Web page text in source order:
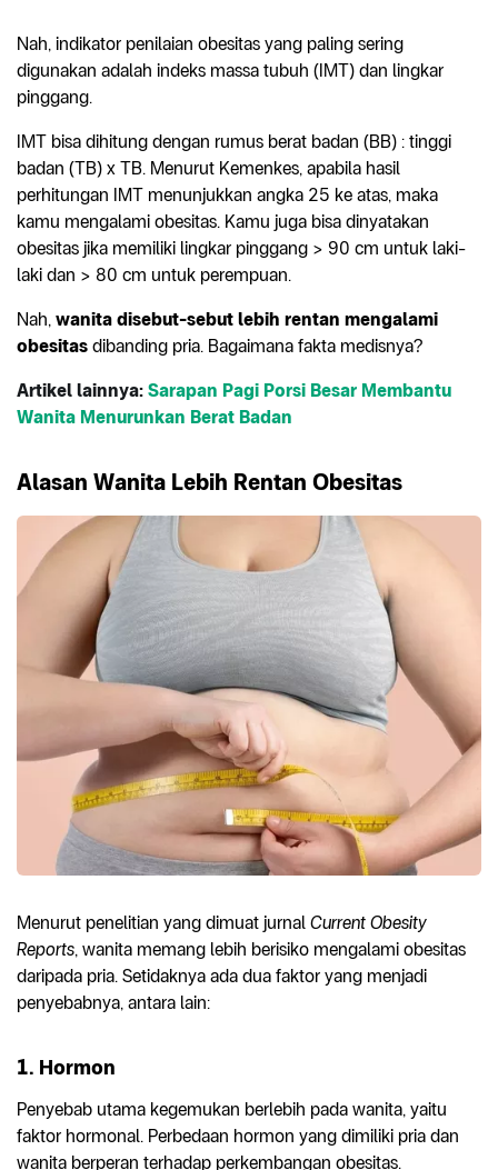
Nah, indikator penilaian obesitas yang paling sering
digunakan adalah indeks massa tubuh (IMT) dan lingkar
pinggang.
IMT bisa dihitung dengan rumus berat badan (BB) : tinggi
badan (TB) x TB. Menurut Kemenkes, apabila hasil
perhitungan IMT menunjukkan angka 25 ke atas, maka
kamu mengalami obesitas. Kamu juga bisa dinyatakan
obesitas jika memiliki lingkar pinggang > 90 cm untuk laki-
laki dan > 80 cm untuk perempuan.
Nah, wanita disebut-sebut lebih rentan mengalami
obesitas dibanding pria. Bagaimana fakta medisnya?
Artikel lainnya: Sarapan Pagi Porsi Besar Membantu
Wanita Menurunkan Berat Badan
Alasan Wanita Lebih Rentan Obesitas
Menurut penelitian yang dimuat jurnal Current Obesity
Reports, wanita memang lebih berisiko mengalami obesitas
daripada pria. Setidaknya ada dua faktor yang menjadi
penyebabnya, antara lain:
1. Hormon
Penyebab utama kegemukan berlebih pada wanita, yaitu
faktor hormonal. Perbedaan hormon yang dimiliki pria dan
wanita berperan terhadap perkembangan obesitas.